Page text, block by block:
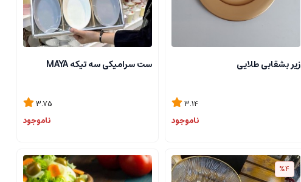
زیر بشقابی طلایی
3.14
ناموجود
ست سرامیکی سه تیکه MAYA
3.75
ناموجود
%4